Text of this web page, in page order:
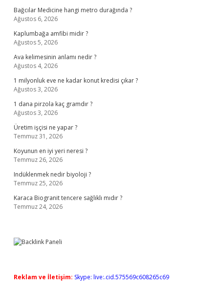
Bağcılar Medicine hangi metro durağında ?
Ağustos 6, 2026
Kaplumbağa amfibi midir ?
Ağustos 5, 2026
Ava kelimesinin anlamı nedir ?
Ağustos 4, 2026
1 milyonluk eve ne kadar konut kredisi çıkar ?
Ağustos 3, 2026
1 dana pirzola kaç gramdır ?
Ağustos 3, 2026
Üretim işçisi ne yapar ?
Temmuz 31, 2026
Koyunun en iyi yeri neresi ?
Temmuz 26, 2026
Indüklenmek nedir biyoloji ?
Temmuz 25, 2026
Karaca Biogranit tencere sağlıklı mıdır ?
Temmuz 24, 2026
Reklam ve İletişim: Skype: live:.cid.575569c608265c69